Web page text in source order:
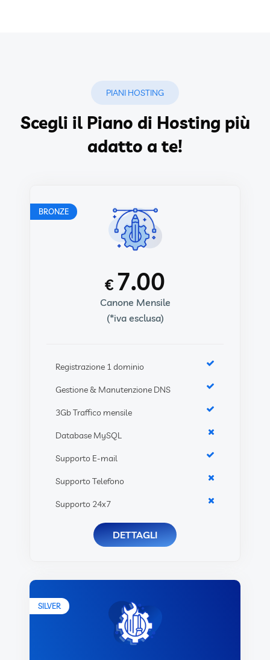
PIANI HOSTING
Scegli il Piano di Hosting più
adatto a te!
BRONZE
€7.00
Canone Mensile
(*iva esclusa)
Registrazione 1 dominio
Gestione & Manutenzione DNS
3Gb Traffico mensile
Database MySQL
Supporto E-mail
Supporto Telefono
Supporto 24x7
DETTAGLI
SILVER